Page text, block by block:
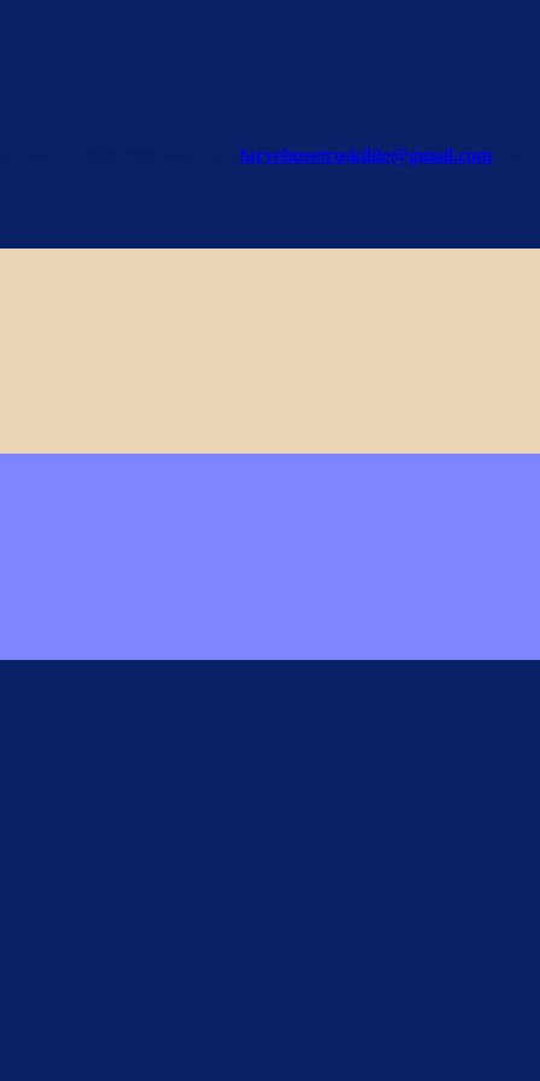
46361666 eller mail farvehusetroskilde@gmail.com